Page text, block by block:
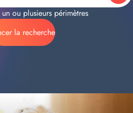
ou plusieurs périmètres
la recherche